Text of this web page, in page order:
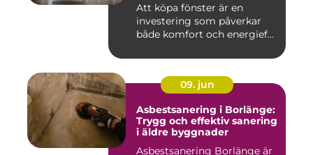
Att köpa fönster är en
investering som påverkar
både komfort och energief...
09. jun
Asbestsanering i Borlänge:
Trygg och effektiv sanering
i äldre byggnader
Asbestsanering Borlänge är